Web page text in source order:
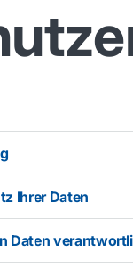
Ihrer Daten
Daten